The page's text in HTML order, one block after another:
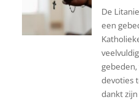
De
een
devoties
dankt